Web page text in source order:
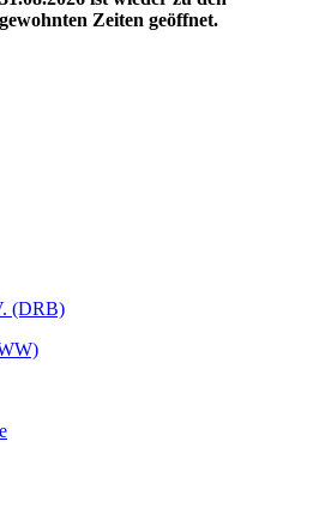
gewohnten Zeiten geöffnet.
(DRB)